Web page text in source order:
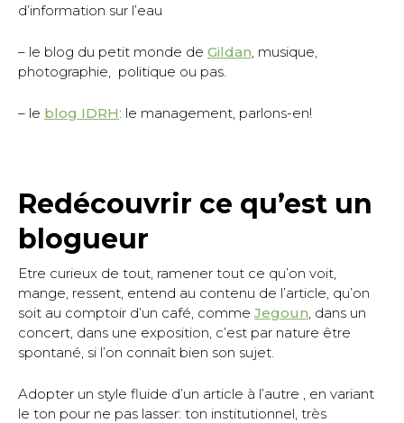
d’information sur l’eau
– le blog du petit monde de Gildan, musique,
photographie, politique ou pas.
– le blog IDRH: le management, parlons-en!
Redécouvrir ce qu’est un
blogueur
Etre curieux de tout, ramener tout ce qu’on voit,
mange, ressent, entend au contenu de l’article, qu’on
soit au comptoir d’un café, comme Jegoun, dans un
concert, dans une exposition, c’est par nature être
spontané, si l’on connaît bien son sujet.
Adopter un style fluide d’un article à l’autre , en variant
le ton pour ne pas lasser: ton institutionnel, très